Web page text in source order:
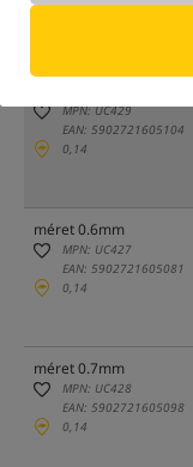
MPN: UC429
EAN: 5902721605104
0,14
méret 0.6mm
MPN: UC427
EAN: 5902721605081
0,14
méret 0.7mm
MPN: UC428
EAN: 5902721605098
0,14